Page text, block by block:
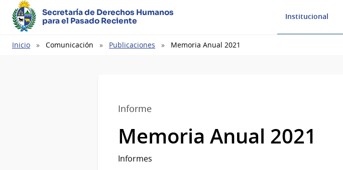
Secretaría de Derechos Humanos
para el Pasado Reciente
Institucional
Ruta
Inicio Comunicación Publicaciones Memoria Anual 2021
Informe
Memoria Anual 2021
Informes